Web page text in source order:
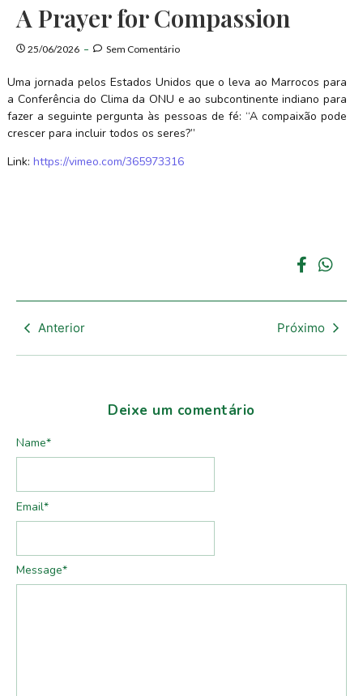
A Prayer for Compassion
25/06/2026 Sem Comentário
Uma jornada pelos Estados Unidos que o leva ao Marrocos para
a Conferência do Clima da ONU e ao subcontinente indiano para
fazer a seguinte pergunta às pessoas de fé: “A compaixão pode
crescer para incluir todos os seres?”
Link: https://vimeo.com/365973316
Anterior Próximo
Deixe um comentário
Message*
Name*
Email*